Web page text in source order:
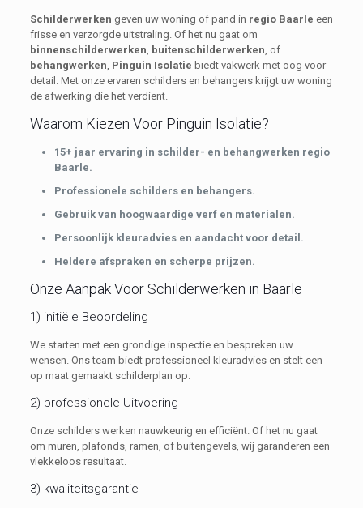
Schilderwerken geven uw woning of pand in regio Baarle een
frisse en verzorgde uitstraling. Of het nu gaat om
binnenschilderwerken buitenschilderwerken , of
behangwerken Pinguin Isolatie biedt vakwerk met oog voor
detail. Met onze ervaren schilders en behangers krijgt uw woning
de afwerking die het verdient.
Waarom Kiezen Voor Pinguin Isolatie?
15+ jaar ervaring in schilder- en behangwerken regio
Baarle.
Professionele schilders en behangers.
Gebruik van hoogwaardige verf en materialen.
Persoonlijk kleuradvies en aandacht voor detail.
Heldere afspraken en scherpe prijzen.
Onze Aanpak Voor Schilderwerken in Baarle
1) initiële Beoordeling
We starten met een grondige inspectie en bespreken uw
wensen. Ons team biedt professioneel kleuradvies en stelt een
op maat gemaakt schilderplan op.
2) professionele Uitvoering
Onze schilders werken nauwkeurig en efficiënt. Of het nu gaat
om muren, plafonds, ramen, of buitengevels, wij garanderen een
vlekkeloos resultaat.
3) kwaliteitsgarantie